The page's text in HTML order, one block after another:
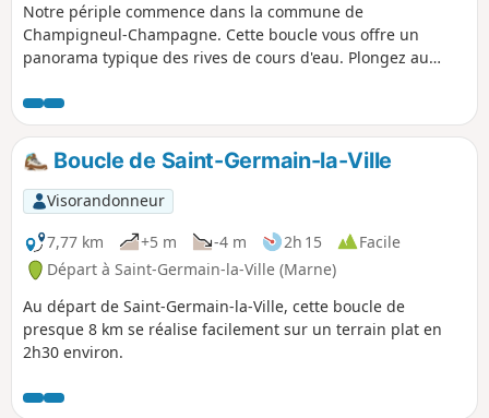
Notre périple commence dans la commune de
Champigneul-Champagne. Cette boucle vous offre un
panorama typique des rives de cours d'eau. Plongez au
doux bruissement des feuilles au gré du vent, et le
murmure apaisant de l'eau qui s'écoule. En période estivale,
ouvrez grands les yeux, car vous pourriez avoir la chance
d'apercevoir le troglodyte mignon, un petit passereau
évoluant gracieusement entre les ripisylves.
Boucle de Saint-Germain-la-Ville
Visorandonneur
7,77 km
+5 m -4 m 2h 15
Facile
Départ à Saint-Germain-la-Ville (Marne)
Au départ de Saint-Germain-la-Ville, cette boucle de
presque 8 km se réalise facilement sur un terrain plat en
2h30 environ.